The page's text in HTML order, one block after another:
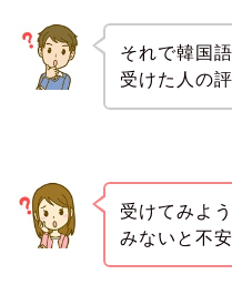
それで韓国
受けた人の
受けてみよ
みないと不